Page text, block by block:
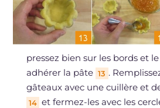
pressez bien sur les bords et
adhérer la pâte 13 .
gâteaux avec une cuillère et
14 et fermez-les avec les